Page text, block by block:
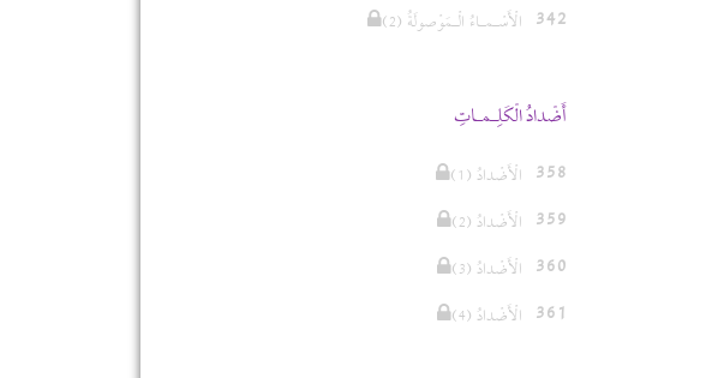
342 (2) الْأَسْـمـاءُ الْـمَوْصولَةُ
أَضْدادُ الْكَلِـمـاتِ
358 (الْأَضْدادُ (1
359 (الْأَضْدادُ (2
360 (الْأَضْدادُ (3
361 (الْأَضْدادُ (4